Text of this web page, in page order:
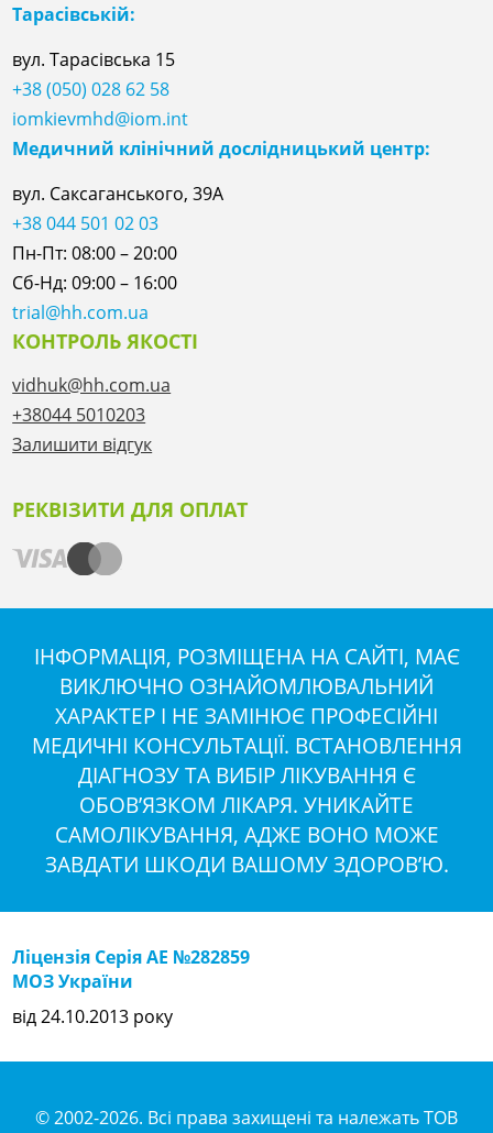
Тарасівській:
вул. Тарасівська 15
+38 (050) 028 62 58
iomkievmhd@iom.int
Медичний клінічний дослідницький центр:
вул. Саксаганського, 39А
+38 044 501 02 03
Пн-Пт: 08:00 – 20:00
Сб-Нд: 09:00 – 16:00
trial@hh.com.ua
КОНТРОЛЬ ЯКОСТІ
vidhuk@hh.com.ua
+38044 5010203
Залишити відгук
РЕКВІЗИТИ ДЛЯ ОПЛАТ
ІНФОРМАЦІЯ, РОЗМІЩЕНА НА САЙТІ, МАЄ
ВИКЛЮЧНО ОЗНАЙОМЛЮВАЛЬНИЙ
ХАРАКТЕР І НЕ ЗАМІНЮЄ ПРОФЕСІЙНІ
МЕДИЧНІ КОНСУЛЬТАЦІЇ. ВСТАНОВЛЕННЯ
ДІАГНОЗУ ТА ВИБІР ЛІКУВАННЯ Є
ОБОВ’ЯЗКОМ ЛІКАРЯ. УНИКАЙТЕ
САМОЛІКУВАННЯ, АДЖЕ ВОНО МОЖЕ
ЗАВДАТИ ШКОДИ ВАШОМУ ЗДОРОВ’Ю.
Ліцензія Серія АЕ №282859
МОЗ України
від 24.10.2013 року
© 2002-2026. Всі права захищені та належать ТОВ